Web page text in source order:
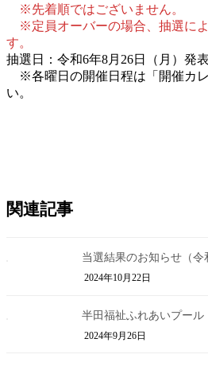
※先着順ではございません。
※定員オーバーの場合、抽選に
す。
抽選日：令和6年8月26日（月）発表
※各曜日の開催日程は「開催カ
い。
関連記事
当選結果のお知らせ（
2024年10月22日
半田福祉ふれあいプー
2024年9月26日